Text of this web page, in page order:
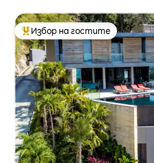
Най-популярен избор на
Избор на гостите